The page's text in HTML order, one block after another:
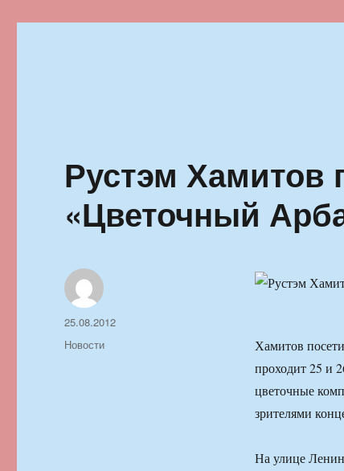
Рустэм Хамитов
«Цветочный
Хамитов
проходит 25 и
цветочные
зрителями
На улице
Автор
Опубликовано
25.08.2012
Рубрики
Новости